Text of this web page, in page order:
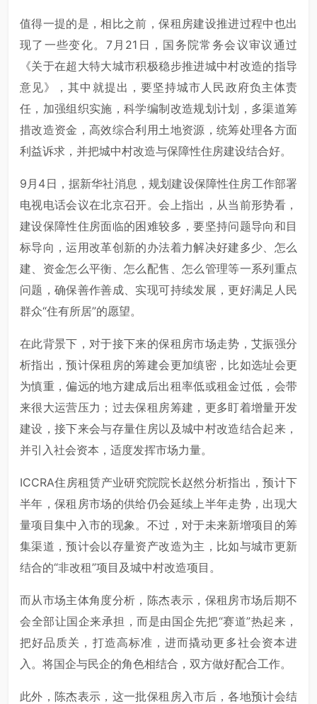
值得一提的是，相比之前，保租房建设推进过程中也出
现了一些变化。7月21日，国务院常务会议审议通过
《关于在超大特大城市积极稳步推进城中村改造的指导
意见》，其中就提出，要坚持城市人民政府负主体责
任，加强组织实施，科学编制改造规划计划，多渠道筹
措改造资金，高效综合利用土地资源，统筹处理各方面
利益诉求，并把城中村改造与保障性住房建设结合好。
9月4日，据新华社消息，规划建设保障性住房工作部署
电视电话会议在北京召开。会上指出，从当前形势看，
建设保障性住房面临的困难较多，要坚持问题导向和目
标导向，运用改革创新的办法着力解决好建多少、怎么
建、资金怎么平衡、怎么配售、怎么管理等一系列重点
问题，确保善作善成、实现可持续发展，更好满足人民
群众“住有所居”的愿望。
在此背景下，对于接下来的保租房市场走势，艾振强分
析指出，预计保租房的筹建会更加缜密，比如选址会更
为慎重，偏远的地方建成后出租率低或租金过低，会带
来很大运营压力；过去保租房筹建，更多盯着增量开发
建设，接下来会与存量住房以及城中村改造结合起来，
并引入社会资本，适度发挥市场力量。
ICCRA住房租赁产业研究院院长赵然分析指出，预计下
半年，保租房市场的供给仍会延续上半年走势，出现大
量项目集中入市的现象。不过，对于未来新增项目的筹
集渠道，预计会以存量资产改造为主，比如与城市更新
结合的“非改租”项目及城中村改造项目。
而从市场主体角度分析，陈杰表示，保租房市场后期不
会全部让国企来承担，而是由国企先把“赛道”热起来，
把好品质关，打造高标准，进而撬动更多社会资本进
入。将国企与民企的角色相结合，双方做好配合工作。
此外，陈杰表示，这一批保租房入市后，各地预计会结